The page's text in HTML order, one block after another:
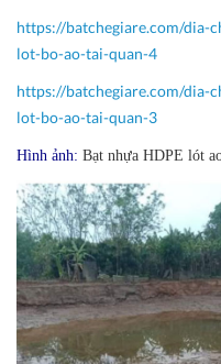
https://batchegiare.com/dia-
lot-bo-ao-tai-quan-4
https://batchegiare.com/dia-
lot-bo-ao-tai-quan-3
Hình ảnh: Bạt nhựa HDPE lót